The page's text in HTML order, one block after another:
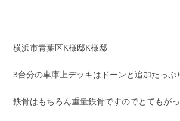
横浜市青葉区K様邸K様邸
3台分の車庫上デッキはドーンと追加たっぷ
鉄骨はもちろん重量鉄骨ですのでとてもがっ